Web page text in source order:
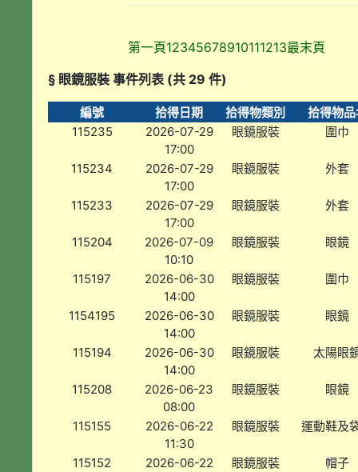
第一頁12345678910111213最末頁
§ 眼鏡服裝 事件列表 (共 29 件)
編號 拾得日期 拾得物類別
拾得物品
115235
2026-07-29
17:00
眼鏡服裝 圍巾
115234
2026-07-29
17:00
眼鏡服裝 外套
115233
2026-07-29
17:00
眼鏡服裝 外套
115204
2026-07-09
10:10
眼鏡服裝 眼鏡
115197
2026-06-30
14:00
眼鏡服裝 圍巾
1154195
2026-06-30
14:00
眼鏡服裝 眼鏡
115194
2026-06-30
14:00
眼鏡服裝 太陽眼
115208
2026-06-23
08:00
眼鏡服裝 眼鏡
115155
2026-06-22
11:30
眼鏡服裝 運動鞋及
115152
2026-06-22
眼鏡服裝 帽子